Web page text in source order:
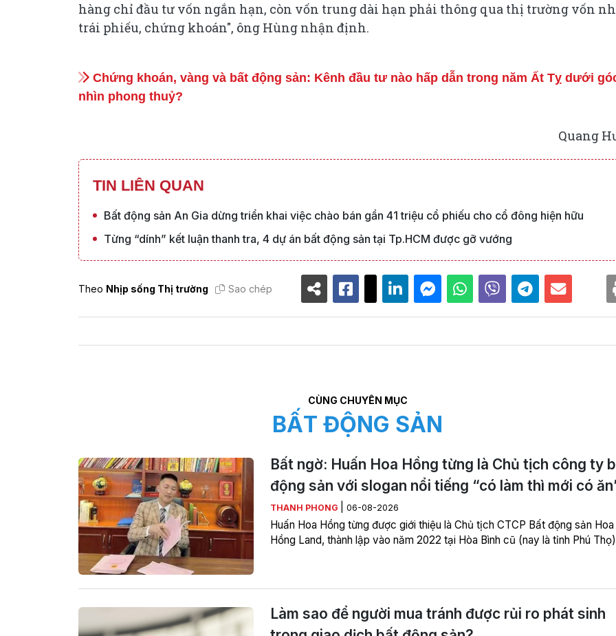
hàng chỉ đầu tư vốn ngắn hạn, còn vốn trung dài hạn phải thông qua thị trường vốn
trái phiếu, chứng khoán", ông Hùng nhận định.
Chứng khoán, vàng và bất động sản: Kênh đầu tư nào hấp dẫn trong năm Ất Tỵ dưới
nhìn phong thuỷ?
Quang
TIN LIÊN QUAN
Bất động sản An Gia dừng triển khai việc chào bán gần 41 triệu cổ phiếu cho cổ đông hiện hữu
Từng “dính” kết luận thanh tra, 4 dự án bất động sản tại Tp.HCM được gỡ vướng
Theo Nhịp sống Thị trường Sao chép
CÙNG CHUYÊN MỤC
BẤT ĐỘNG SẢN
Bất ngờ: Huấn Hoa Hồng từng là Chủ tịch công ty
động sản với slogan nổi tiếng “có làm thì mới có
THANH PHONG 06-08-2026
Huấn Hoa Hồng từng được giới thiệu là Chủ tịch CTCP Bất động sản Hoa
Hồng Land, thành lập vào năm 2022 tại Hòa Bình cũ (nay là tỉnh Phú
Làm sao để người mua tránh được rủi ro phát sinh